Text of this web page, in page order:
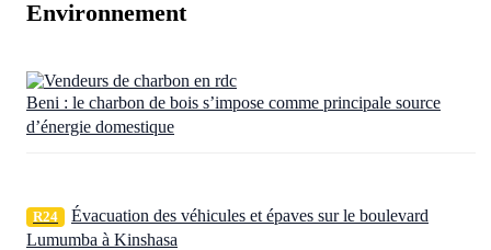
Environnement
Beni : le charbon de bois s’impose comme principale source
d’énergie domestique
R24
Évacuation des véhicules et épaves sur le boulevard
Lumumba à Kinshasa